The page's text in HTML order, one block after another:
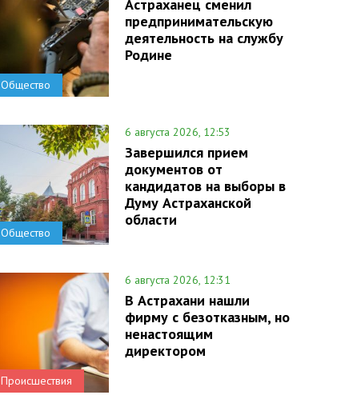
Общество
Астраханец сменил
предпринимательскую
деятельность на службу
Родине
Общество
6 августа 2026, 12:53
Завершился прием
документов от
кандидатов на выборы в
Думу Астраханской
области
Происшествия
6 августа 2026, 12:31
В Астрахани нашли
фирму с безотказным, но
ненастоящим
директором